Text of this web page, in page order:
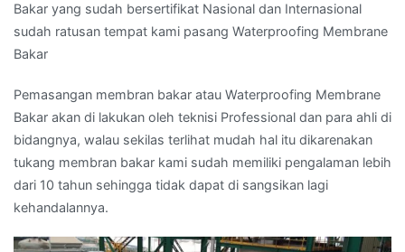
Bakar yang sudah bersertifikat Nasional dan Internasional
sudah ratusan tempat kami pasang Waterproofing Membrane
Bakar
Pemasangan membran bakar atau Waterproofing Membrane
Bakar akan di lakukan oleh teknisi Professional dan para ahli di
bidangnya, walau sekilas terlihat mudah hal itu dikarenakan
tukang membran bakar kami sudah memiliki pengalaman lebih
dari 10 tahun sehingga tidak dapat di sangsikan lagi
kehandalannya.